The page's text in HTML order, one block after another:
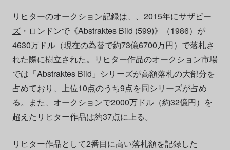
リヒターのオークション記録は、、2015年にサザビー
ズ・ロンドンで《Abstraktes Bild (599)》（1986）が
4630万ドル（現在の為替で約73億6700万円）で落札さ
れた際に樹立された。リヒター作品のオークション市場
では「Abstraktes Bild」シリーズが高額落札の大部分を
占めており、上位10点のうち9点を同シリーズが占め
る。また、オークションで2000万ドル（約32億円）を
超えたリヒター作品は約37点に上る。
リヒター作品として2番目に高い落札額を記録した